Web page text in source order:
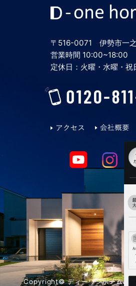
〒516-0071 伊勢市一
営業時間 10:00~18:00
定休日：火曜・水曜・祝
Copyright© ディーワンホーム.